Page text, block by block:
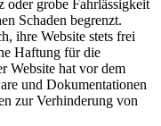
oder grobe Fahrlässigkeit
Schaden begrenzt.
ihre Website stets frei
Haftung für die
Website hat vor dem
und Dokumentationen
zur Verhinderung von